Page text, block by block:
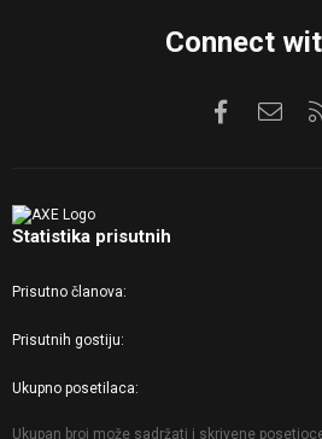
Connect
Facebook
Statistika prisutnih
Prisutno članova
Prisutnih gostiju
Ukupno posetilaca
Ukupan broj može sadržati i skrivene